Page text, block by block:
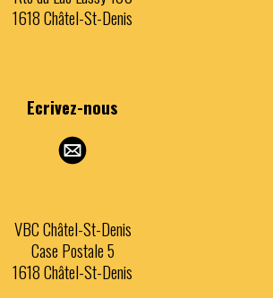
1618 Châtel-St-Denis
Ecrivez-nous
VBC Châtel-St-Denis
Case Postale 5
1618 Châtel-St-Denis